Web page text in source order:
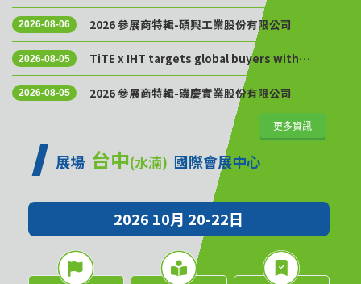
2026-08-06 2026 參展商特輯-碩興工業股份有限公司
2026-08-05
TiTE x IHT targets global buyers with
Golden Sourcing Week
2026-08-05 2026 參展商特輯-磯慶實業股份有限公司
更多資訊
展場 台中(水湳) 國際會展中心
2026 10月 20-22日